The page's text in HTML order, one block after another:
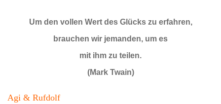
Um den vollen Wert des Glücks zu erfahren,
brauchen wir jemanden, um es
mit ihm zu teilen.
(Mark Twain)
Agi & Rufdolf